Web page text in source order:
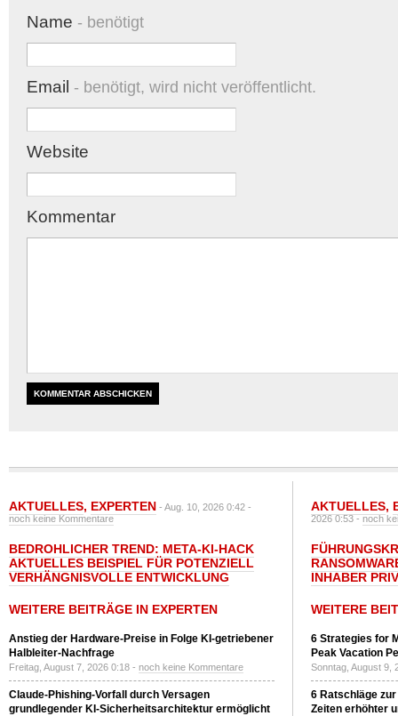
Name - benötigt
Email - benötigt, wird nicht veröffentlicht.
Website
Kommentar
AKTUELLES, EXPERTEN - Aug. 10, 2026 0:42 -
noch keine Kommentare
BEDROHLICHER TREND: META-KI-HACK
AKTUELLES BEISPIEL FÜR POTENZIELL
VERHÄNGNISVOLLE ENTWICKLUNG
WEITERE BEITRÄGE IN EXPERTEN
Anstieg der Hardware-Preise in Folge KI-getriebener
Halbleiter-Nachfrage
Freitag, August 7, 2026 0:18 - noch keine Kommentare
Claude-Phishing-Vorfall durch Versagen
grundlegender KI-Sicherheitsarchitektur ermöglicht
AKTUELLES,
2026 0:53 -noch
INHABER
WEITERE
6 Strategies for
Peak Vacation
Sonntag, August 9,
6 Ratschläge
Zeiten erhöhter